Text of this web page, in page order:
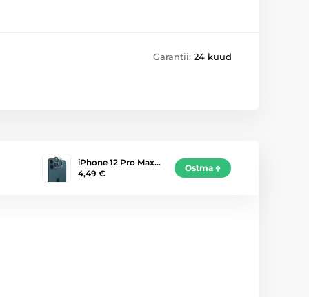
Garantii: 24 kuud
iPhone 12 Pro Max…
4,49 €
Ostma